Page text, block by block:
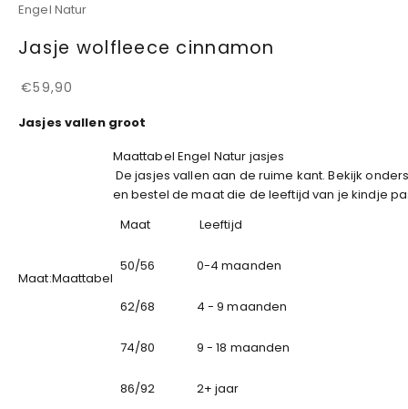
Engel Natur
Jasje wolfleece cinnamon
Aanbiedingsprijs
€59,90
Jasjes vallen groot
Maat:Maattabel
Maattabel Engel Natur jasjes
De jasjes vallen aan de ruime kant. Bekijk
en bestel de maat die de leeftijd van je kindje
Maat
Leeftijd
50/56 0-4 maanden
62/68 4 - 9 maanden
74/80 9 - 18 maanden
86/92 2+ jaar